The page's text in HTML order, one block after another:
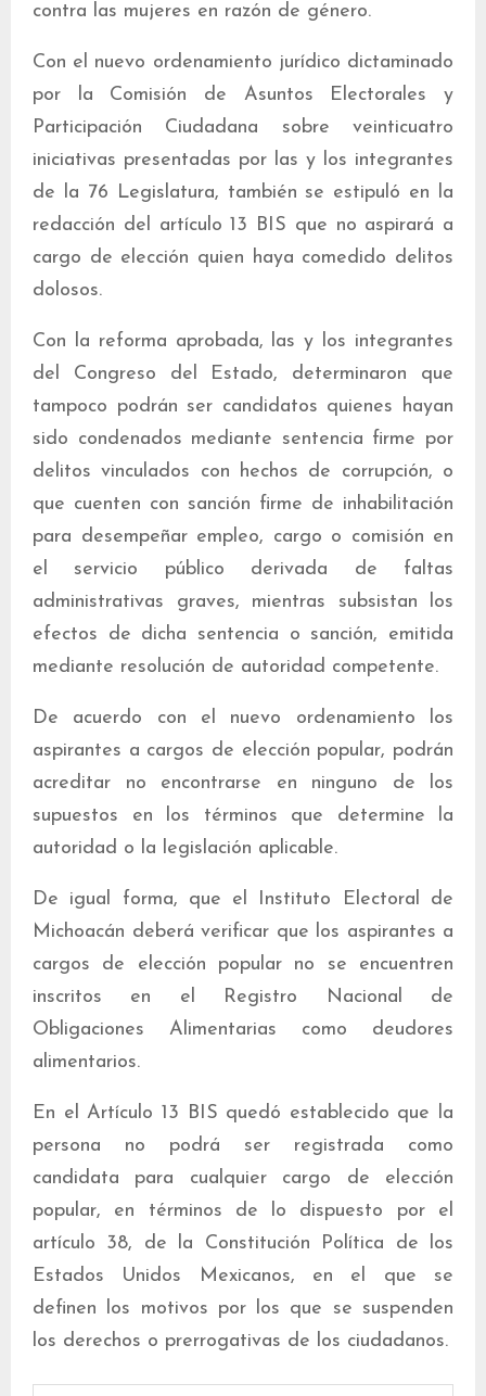
contra las mujeres en razón de género.
Con el nuevo ordenamiento jurídico dictaminado
por la Comisión de Asuntos Electorales y
Participación Ciudadana sobre veinticuatro
iniciativas presentadas por las y los integrantes
de la 76 Legislatura, también se estipuló en la
redacción del artículo 13 BIS que no aspirará a
cargo de elección quien haya comedido delitos
dolosos.
Con la reforma aprobada, las y los integrantes
del Congreso del Estado, determinaron que
tampoco podrán ser candidatos quienes hayan
sido condenados mediante sentencia firme por
delitos vinculados con hechos de corrupción, o
que cuenten con sanción firme de inhabilitación
para desempeñar empleo, cargo o comisión en
el servicio público derivada de faltas
administrativas graves, mientras subsistan los
efectos de dicha sentencia o sanción, emitida
mediante resolución de autoridad competente.
De acuerdo con el nuevo ordenamiento los
aspirantes a cargos de elección popular, podrán
acreditar no encontrarse en ninguno de los
supuestos en los términos que determine la
autoridad o la legislación aplicable.
De igual forma, que el Instituto Electoral de
Michoacán deberá verificar que los aspirantes a
cargos de elección popular no se encuentren
inscritos en el Registro Nacional de
Obligaciones Alimentarias como deudores
alimentarios.
En el Artículo 13 BIS quedó establecido que la
persona no podrá ser registrada como
candidata para cualquier cargo de elección
popular, en términos de lo dispuesto por el
artículo 38, de la Constitución Política de los
Estados Unidos Mexicanos, en el que se
definen los motivos por los que se suspenden
los derechos o prerrogativas de los ciudadanos.